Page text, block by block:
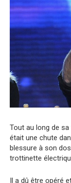
Tout au long de
était une chute
blessure à son
trottinette
Il a dû être opéré